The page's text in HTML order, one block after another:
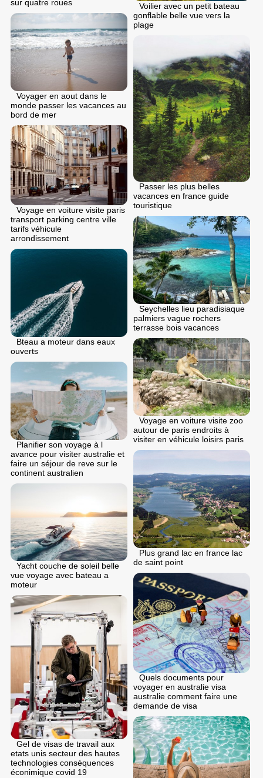
sur quatre roues
Voilier avec un petit bateau
gonflable belle vue vers la
plage
Voyager en aout dans le
monde passer les vacances au
bord de mer
Passer les plus belles
vacances en france guide
touristique
Voyage en voiture visite paris
transport parking centre ville
tarifs véhicule
arrondissement
Seychelles lieu paradisiaque
palmiers vague rochers
terrasse bois vacances
Bteau a moteur dans eaux
ouverts
Voyage en voiture visite zoo
autour de paris endroits à
visiter en véhicule loisirs paris
Planifier son voyage à l
avance pour visiter australie et
faire un séjour de reve sur le
continent australien
Plus grand lac en france lac
de saint point
Yacht couche de soleil belle
vue voyage avec bateau a
moteur
Quels documents pour
voyager en australie visa
australie comment faire une
demande de visa
Gel de visas de travail aux
etats unis secteur des hautes
technologies conséquences
éconimique covid 19